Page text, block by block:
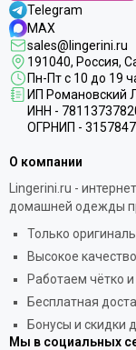
Telegram
MAX
sales@lingerini.ru
191040, Россия,
Пн-Пт с 10 до 19
ИП Романовский
ИНН -
ОГРНИП -
О компании
Lingerini.ru -
домашней одежды
Только
Высокое
Работаем чётко
Бесплатная
Бонусы и скидки
Мы в социальных